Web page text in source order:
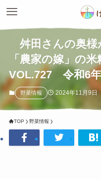
舛田さんの奥様
「農家の嫁」の
VOL.727 令和6
野菜情報 2024年11月9日
TOP 野菜情報